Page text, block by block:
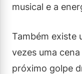
musical e a
Também existe
vezes uma
próximo golpe